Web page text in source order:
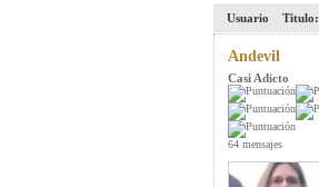
Usuario Titulo:
Andevil
Casi Adicto
64 mensajes